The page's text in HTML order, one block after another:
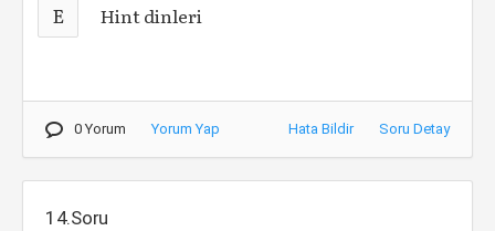
E Hint dinleri
0 Yorum Yorum Yap Hata Bildir Soru Detay
14.Soru